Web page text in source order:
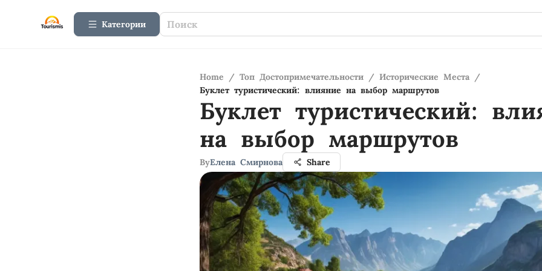
Категории
Home / Топ Достопримечательности / Исторические Места /
Буклет туристический: влияние на выбор маршрутов
Буклет туристический:
на выбор маршрутов
ByЕлена Смирнова Share